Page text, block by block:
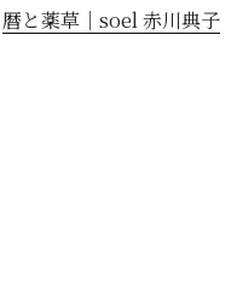
暦と薬草｜soel 赤川典子